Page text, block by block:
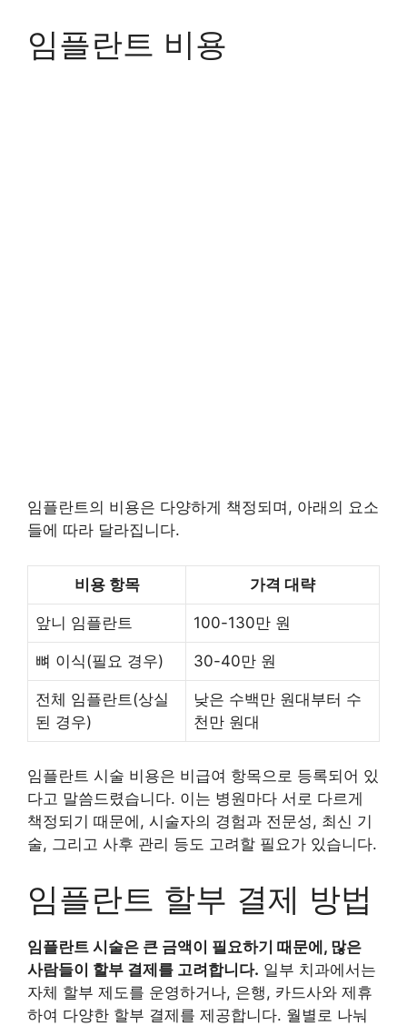
임플란트 비용
임플란트의 비용은 다양하게 책정되며, 아래의 요소
들에 따라 달라집니다.
비용 항목 가격 대략
앞니 임플란트 100-130만 원
뼈 이식(필요 경우) 30-40만 원
전체 임플란트(상실
된 경우)
낮은 수백만 원대부터 수
천만 원대
임플란트 시술 비용은 비급여 항목으로 등록되어 있
다고 말씀드렸습니다. 이는 병원마다 서로 다르게
책정되기 때문에, 시술자의 경험과 전문성, 최신 기
술, 그리고 사후 관리 등도 고려할 필요가 있습니다.
임플란트 할부 결제 방법
임플란트 시술은 큰 금액이 필요하기 때문에, 많은
사람들이 할부 결제를 고려합니다. 일부 치과에서는
자체 할부 제도를 운영하거나, 은행, 카드사와 제휴
하여 다양한 할부 결제를 제공합니다. 월별로 나눠